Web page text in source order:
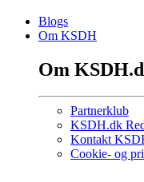
Blogs
Om KSDH
Om
Partnerklub
KSDH.dk
Kontakt
Cookie- og